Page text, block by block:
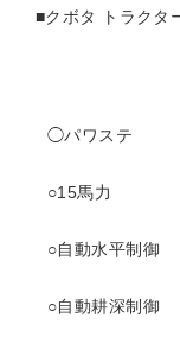
■クボタ トラクタ
◯パワステ
○15馬力
○自動水平制御
○自動耕深制御